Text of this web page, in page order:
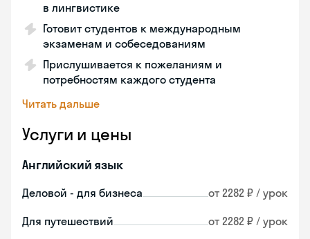
в лингвистике
Готовит студентов к международным
экзаменам и собеседованиям
Прислушивается к пожеланиям и
потребностям каждого студента
Читать дальше
Услуги и цены
Английский язык
Деловой - для бизнеса от 2282 ₽ / урок
Для путешествий от 2282 ₽ / урок